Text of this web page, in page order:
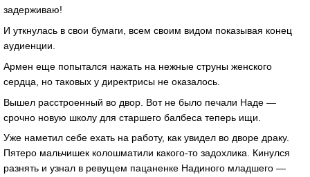
задерживаю!
И уткнулась в свои бумаги, всем своим видом показывая конец
аудиенции.
Армен еще попытался нажать на нежные струны женского
сердца, но таковых у директрисы не оказалось.
Вышел расстроенный во двор. Вот не было печали Наде —
срочно новую школу для старшего балбеса теперь ищи.
Уже наметил себе ехать на работу, как увидел во дворе драку.
Пятеро мальчишек колошматили какого-то задохлика. Кинулся
разнять и узнал в ревущем пацаненке Надиного младшего —